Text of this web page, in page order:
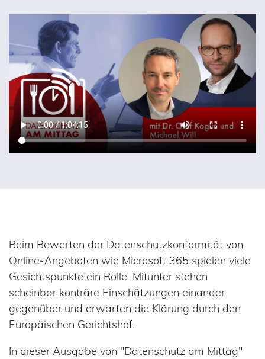
Beim Bewerten der Datenschutzkonformität von
Online-Angeboten wie Microsoft 365 spielen viele
Gesichtspunkte ein Rolle. Mitunter stehen
scheinbar konträre Einschätzungen einander
gegenüber und erwarten die Klärung durch den
Europäischen Gerichtshof.
In dieser Ausgabe von "Datenschutz am Mittag"